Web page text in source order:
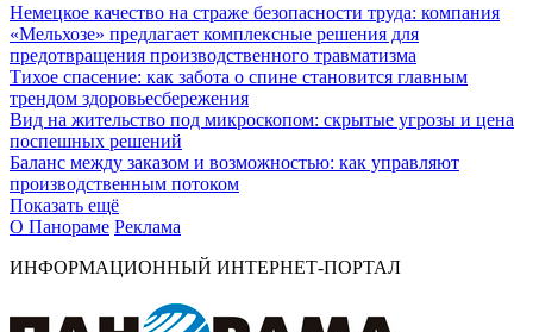
Немецкое качество на страже безопасности труда: компания
«Мельхозе» предлагает комплексные решения для
предотвращения производственного травматизма
Тихое спасение: как забота о спине становится главным
трендом здоровьесбережения
Вид на жительство под микроскопом: скрытые угрозы и цена
поспешных решений
Баланс между заказом и возможностью: как управляют
производственным потоком
Показать ещё
О Панораме Реклама
ИНФОРМАЦИОННЫЙ ИНТЕРНЕТ-ПОРТАЛ